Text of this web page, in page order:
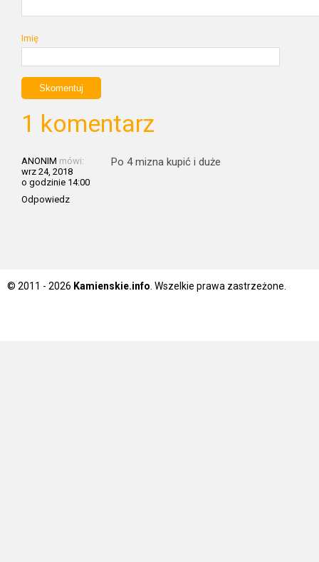
Imię
1 komentarz
ANONIM mówi:
wrz 24, 2018
o godzinie 14:00
Odpowiedz
Po 4 mizna kupić i duże
© 2011 - 2026 Kamienskie.info . Wszelkie prawa zastrzeżone.